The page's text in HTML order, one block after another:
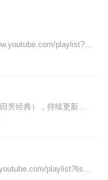
AMUGameChannelhttps://www.youtube.com/playlist?list=PLwFY2FRIQ7pemPgivAT8bYnnjj...
清晰版本指路：乱世枭雄（单田芳经典），持续更新中《乱世枭雄》讲的是东北王张作霖和其子少帅张学良的传奇故事，是著名评书艺术家单田芳先生根据大量的历史材料和广为流传...
SemenixGaminghttps://www.youtube.com/playlist?list=PLFbpBUhLEeCwLACrlDoc0div-Hs...